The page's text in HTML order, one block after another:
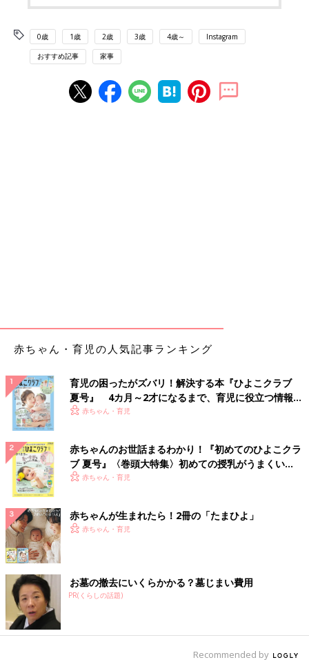
0歳 1歳 2歳 3歳 4歳～ Instagram
おすすめ記事 家事
赤ちゃん・育児の人気記事ランキング
育児の困ったがズバリ！解決する本『ひよこクラブ
夏号』 4カ月～2才になるまで、育児に役立つ情報が
いっぱい！
赤ちゃん・育児
赤ちゃんのお世話まるわかり！『初めてのひよこクラ
ブ 夏号』〈巻頭大特集〉初めての授乳がうまくい
く！ おっぱい・ミルクの基本と夏のトラブル 解決テ
赤ちゃん・育児
赤ちゃんが生まれたら！2冊の「たまひよ」
赤ちゃん・育児
お墓の撤去にいくらかかる？墓じまい費用
PR(くらしの話題)
Recommended by